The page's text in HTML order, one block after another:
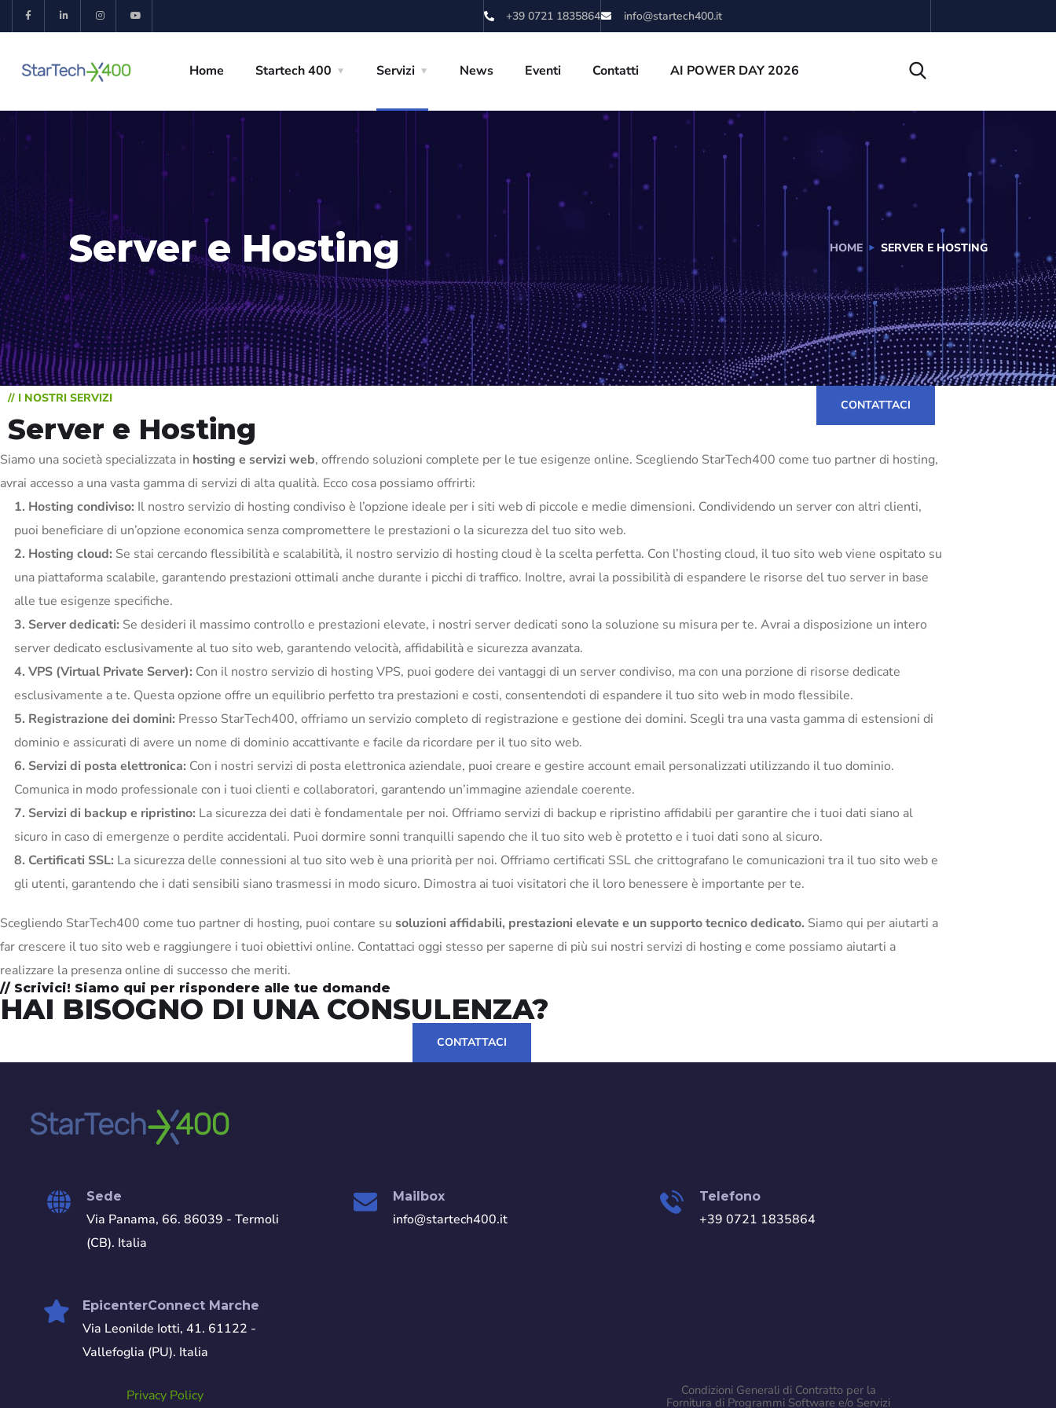
+39 0721 1835864 info@startech400.it
Home Startech 400 Servizi News Eventi Contatti AI POWER DAY 2026
Server e Hosting HOME SERVER E HOSTING
// I NOSTRI SERVIZI
Server e Hosting
CONTATTACI
Siamo una società specializzata in hosting e servizi web, offrendo soluzioni complete per le tue esigenze online. Scegliendo StarTech400 come tuo partner di hosting,
avrai accesso a una vasta gamma di servizi di alta qualità. Ecco cosa possiamo offrirti:
1. Hosting condiviso: Il nostro servizio di hosting condiviso è l’opzione ideale per i siti web di piccole e medie dimensioni. Condividendo un server con altri clienti,
puoi beneficiare di un’opzione economica senza compromettere le prestazioni o la sicurezza del tuo sito web.
2. Hosting cloud: Se stai cercando flessibilità e scalabilità, il nostro servizio di hosting cloud è la scelta perfetta. Con l’hosting cloud, il tuo sito web viene ospitato su
una piattaforma scalabile, garantendo prestazioni ottimali anche durante i picchi di traffico. Inoltre, avrai la possibilità di espandere le risorse del tuo server in base
alle tue esigenze specifiche.
3. Server dedicati: Se desideri il massimo controllo e prestazioni elevate, i nostri server dedicati sono la soluzione su misura per te. Avrai a disposizione un intero
server dedicato esclusivamente al tuo sito web, garantendo velocità, affidabilità e sicurezza avanzata.
4. VPS (Virtual Private Server): Con il nostro servizio di hosting VPS, puoi godere dei vantaggi di un server condiviso, ma con una porzione di risorse dedicate
esclusivamente a te. Questa opzione offre un equilibrio perfetto tra prestazioni e costi, consentendoti di espandere il tuo sito web in modo flessibile.
5. Registrazione dei domini: Presso StarTech400, offriamo un servizio completo di registrazione e gestione dei domini. Scegli tra una vasta gamma di estensioni di
dominio e assicurati di avere un nome di dominio accattivante e facile da ricordare per il tuo sito web.
6. Servizi di posta elettronica: Con i nostri servizi di posta elettronica aziendale, puoi creare e gestire account email personalizzati utilizzando il tuo dominio.
Comunica in modo professionale con i tuoi clienti e collaboratori, garantendo un’immagine aziendale coerente.
7. Servizi di backup e ripristino: La sicurezza dei dati è fondamentale per noi. Offriamo servizi di backup e ripristino affidabili per garantire che i tuoi dati siano al
sicuro in caso di emergenze o perdite accidentali. Puoi dormire sonni tranquilli sapendo che il tuo sito web è protetto e i tuoi dati sono al sicuro.
8. Certificati SSL: La sicurezza delle connessioni al tuo sito web è una priorità per noi. Offriamo certificati SSL che crittografano le comunicazioni tra il tuo sito web e
gli utenti, garantendo che i dati sensibili siano trasmessi in modo sicuro. Dimostra ai tuoi visitatori che il loro benessere è importante per te.
Scegliendo StarTech400 come tuo partner di hosting, puoi contare su soluzioni affidabili, prestazioni elevate e un supporto tecnico dedicato. Siamo qui per aiutarti a
far crescere il tuo sito web e raggiungere i tuoi obiettivi online. Contattaci oggi stesso per saperne di più sui nostri servizi di hosting e come possiamo aiutarti a
realizzare la presenza online di successo che meriti.
// Scrivici! Siamo qui per rispondere alle tue domande
HAI BISOGNO DI UNA CONSULENZA?
CONTATTACI
Sede
Via Panama, 66. 86039 - Termoli
(CB). Italia
Mailbox
info@startech400.it
Telefono
+39 0721 1835864
EpicenterConnect Marche
Via Leonilde Iotti, 41. 61122 -
Vallefoglia (PU). Italia
Privacy Policy
Condizioni Generali di Contratto per la
Fornitura di Programmi Software e/o Servizi